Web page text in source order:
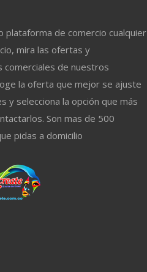
plataforma de comercio cualquier
mira las ofertas y
comerciales de nuestros
la oferta que mejor se ajuste
y selecciona la opción que más
Son mas de 500
pidas a domicilio